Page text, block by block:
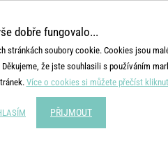
HENLEY
dobře fungovalo...
stránkách soubory cookie. Cookies jsou
že jste souhlasili s používáním
Více o cookies si můžete přečíst
PŘIJMOUT